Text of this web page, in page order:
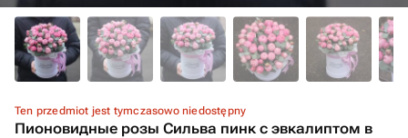
Ten przedmiot jest tymczasowo niedostępny
Пионовидные розы Сильва пинк с эвкалиптом в